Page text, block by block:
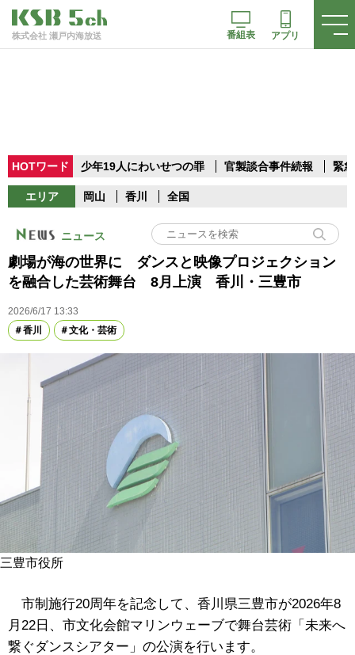
株式会社 瀬戸内海放送 番組表 アプリ
HOTワード 少年19人にわいせつの罪 官製談合事件続報 緊
エリア 岡山 香川 全国
ニュース
劇場が海の世界に ダンスと映像プロジェクション
を融合した芸術舞台 8月上演 香川・三豊市
2026/6/17 13:33
香川
文化・芸術
三豊市役所
市制施行20周年を記念して、 香川県三豊市が2026年8
月22日、市文化会館マリンウェーブで舞台芸術「未来へ
繋ぐダンスシアター」の公演を行います。